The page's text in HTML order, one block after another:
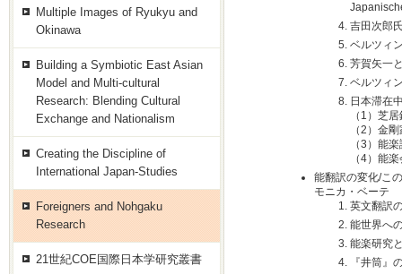
吉田次郎
ベルツィ
芳賀矢一
ベルツィ
日本滞在
（1）芝
（2）金
（3）能
（4）能
能翻訳の変化/こ
モニカ・ベーテ
英文翻訳
能世界へ
能楽研究
『井筒』
Multiple Images of Ryukyu and
Okinawa
Building a Symbiotic East Asian
Model and Multi-cultural
Research: Blending Cultural
Exchange and Nationalism
Creating the Discipline of
International Japan-Studies
Foreigners and Nohgaku
Research
21世紀COE国際日本学研究叢書